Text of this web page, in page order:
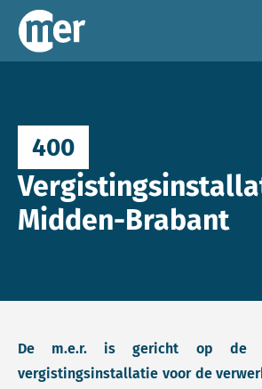
Commissie mer
400
Midden-Brabant
De m.e.r. is gericht op de
vergistingsinstallatie voor de